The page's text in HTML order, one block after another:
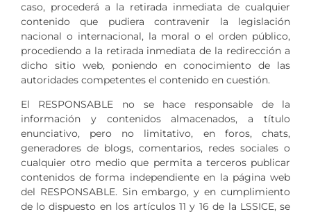
caso, procederá a la retirada inmediata de cualquier
contenido que pudiera contravenir la legislación
nacional o internacional, la moral o el orden público,
procediendo a la retirada inmediata de la redirección a
dicho sitio web, poniendo en conocimiento de las
autoridades competentes el contenido en cuestión.
El RESPONSABLE no se hace responsable de la
información y contenidos almacenados, a título
enunciativo, pero no limitativo, en foros, chats,
generadores de blogs, comentarios, redes sociales o
cualquier otro medio que permita a terceros publicar
contenidos de forma independiente en la página web
del RESPONSABLE. Sin embargo, y en cumplimiento
de lo dispuesto en los artículos 11 y 16 de la LSSICE, se